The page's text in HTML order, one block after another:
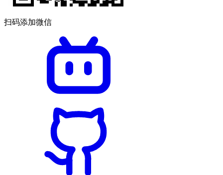
扫码添加微信